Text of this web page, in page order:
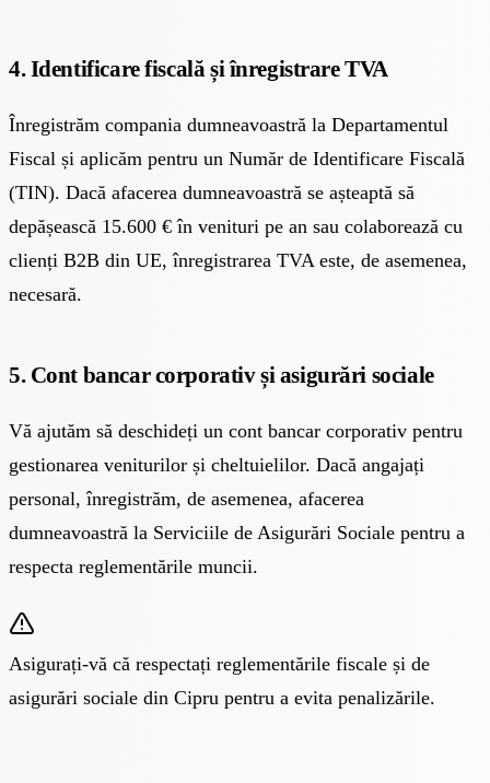
4. Identificare fiscală și înregistrare TVA
Înregistrăm compania dumneavoastră la Departamentul
Fiscal și aplicăm pentru un Număr de Identificare Fiscală
(TIN). Dacă afacerea dumneavoastră se așteaptă să
depășească 15.600 € în venituri pe an sau colaborează cu
clienți B2B din UE, înregistrarea TVA este, de asemenea,
necesară.
5. Cont bancar corporativ și asigurări sociale
Vă ajutăm să deschideți un cont bancar corporativ pentru
gestionarea veniturilor și cheltuielilor. Dacă angajați
personal, înregistrăm, de asemenea, afacerea
dumneavoastră la Serviciile de Asigurări Sociale pentru a
respecta reglementările muncii.
Asigurați-vă că respectați reglementările fiscale și de
asigurări sociale din Cipru pentru a evita penalizările.